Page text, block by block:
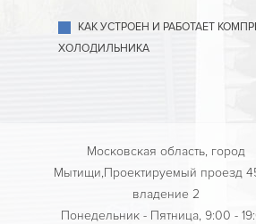
КАК УСТРОЕН И РАБОТАЕТ
ХОЛОДИЛЬНИКА
Московская область, город
Мытищи,Проектируемый проезд
владение 2
Понедельник - Пятница, 9:00 -